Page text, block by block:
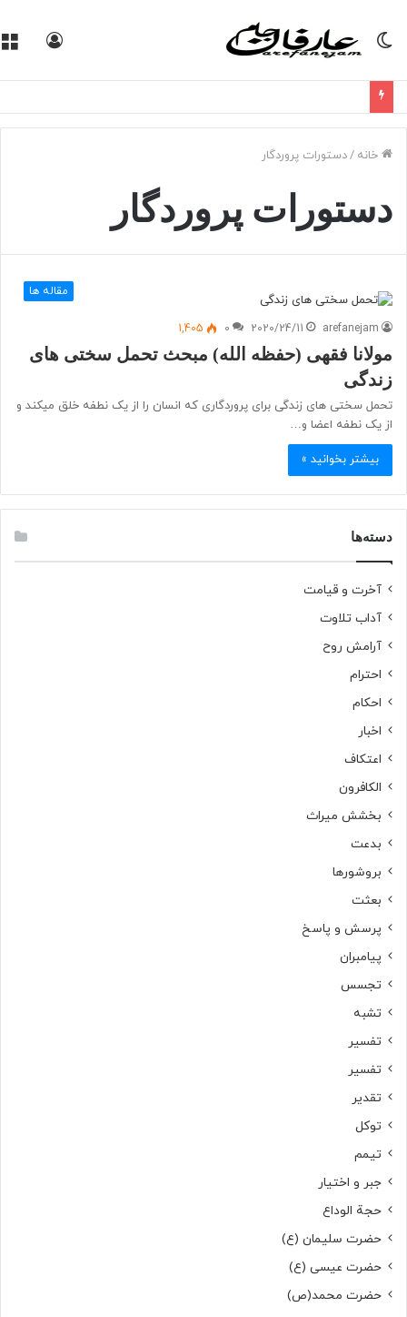
تغییر
خانه /دستورات پروردگار
دستورات پروردگار
مقاله ها
arefanejam
2020/24/11
0
1,405
مولانا فقهی (حفظه الله) مبحث تحمل سختی های
زندگی
تحمل سختی های زندگی برای پروردگاری که انسان را از یک نطفه خلق میکند و
از یک نطفه اعضا و…
بیشتر بخوانید »
دسته‌ها
آخرت و قیامت
آداب تلاوت
آرامش روح
احترام
احکام
اخبار
اعتکاف
الکافرون
بخشش میراث
بدعت
بروشورها
بعثت
پرسش و پاسخ
پیامبران
تجسس
تشبه
تفسیر
تفسیر
تقدیر
توکل
تیمم
جبر و اختیار
حجة الوداع
حضرت سلیمان (ع)
حضرت عیسی (ع)
حضرت محمد(ص)